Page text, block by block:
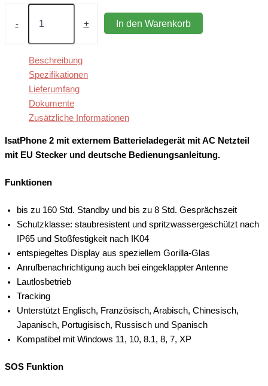
-
Inmarsat
IsatPhone
+
externes
Batterieladegerät
deutsches
Menge
+ In den Warenkorb
Beschreibung
Spezifikationen
Lieferumfang
Dokumente
Zusätzliche Informationen
IsatPhone 2 mit externem Batterieladegerät mit AC Netzteil
mit EU Stecker und deutsche Bedienungsanleitung.
Funktionen
bis zu 160 Std. Standby und bis zu 8 Std. Gesprächszeit
Schutzklasse: staubresistent und spritzwassergeschützt nach
IP65 und Stoßfestigkeit nach IK04
entspiegeltes Display aus speziellem Gorilla-Glas
Anrufbenachrichtigung auch bei eingeklappter Antenne
Lautlosbetrieb
Tracking
Unterstützt Englisch, Französisch, Arabisch, Chinesisch,
Japanisch, Portugisisch, Russisch und Spanisch
Kompatibel mit Windows 11, 10, 8.1, 8, 7, XP
SOS Funktion